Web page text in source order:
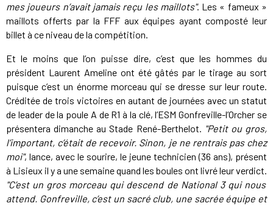
mes joueurs n’avait jamais reçu les maillots". Les « fameux »
maillots offerts par la FFF aux équipes ayant composté leur
billet à ce niveau de la compétition.
Et le moins que l’on puisse dire, c’est que les hommes du
président Laurent Ameline ont été gâtés par le tirage au sort
puisque c’est un énorme morceau qui se dresse sur leur route.
Créditée de trois victoires en autant de journées avec un statut
de leader de la poule A de R1 à la clé, l’ESM Gonfreville-l’Orcher se
présentera dimanche au Stade René-Berthelot. "Petit ou gros,
l’important, c’était de recevoir. Sinon, je ne rentrais pas chez
moi", lance, avec le sourire, le jeune technicien (36 ans), présent
à Lisieux il y a une semaine quand les boules ont livré leur verdict.
"C’est un gros morceau qui descend de National 3 qui nous
attend. Gonfreville, c’est un sacré club, une sacrée équipe et